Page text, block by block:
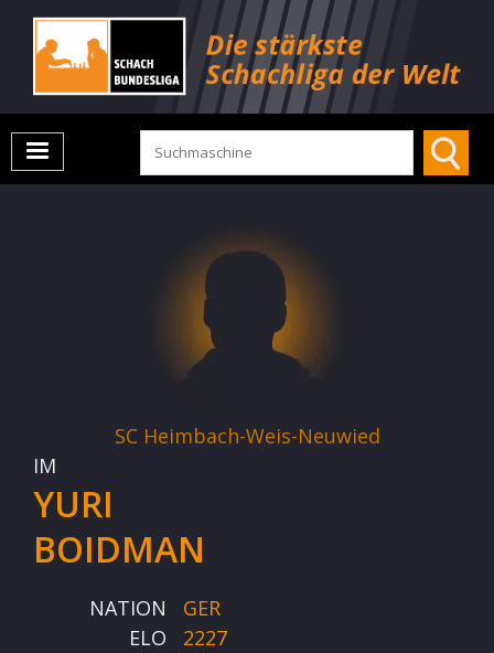
SC Heimbach-Weis-Neuwied
IM
YURI
BOIDMAN
NATION
GER
ELO
2227